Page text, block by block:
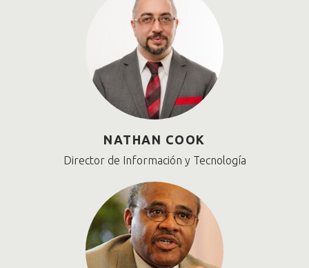
NATHAN COOK
Director de Información y Tecnología